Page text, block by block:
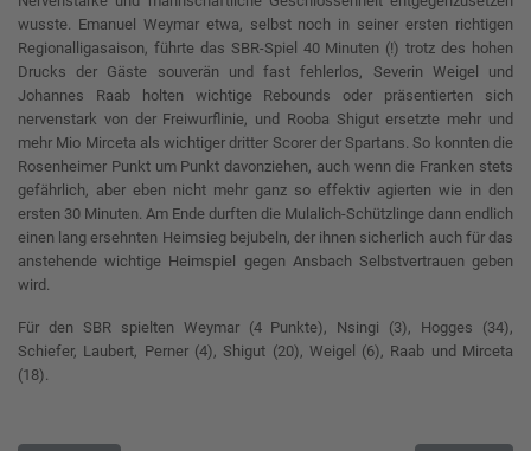
wusste. Emanuel Weymar etwa, selbst noch in seiner ersten richtigen
Regionalligasaison, führte das SBR-Spiel 40 Minuten (!) trotz des hohen
Drucks der Gäste souverän und fast fehlerlos, Severin Weigel und
Johannes Raab holten wichtige Rebounds oder präsentierten sich
nervenstark von der Freiwurflinie, und Rooba Shigut ersetzte mehr und
mehr Mio Mirceta als wichtiger dritter Scorer der Spartans. So konnten die
Rosenheimer Punkt um Punkt davonziehen, auch wenn die Franken stets
gefährlich, aber eben nicht mehr ganz so effektiv agierten wie in den
ersten 30 Minuten. Am Ende durften die Mulalich-Schützlinge dann endlich
einen lang ersehnten Heimsieg bejubeln, der ihnen sicherlich auch für das
anstehende wichtige Heimspiel gegen Ansbach Selbstvertrauen geben
wird.
Für den SBR spielten Weymar (4 Punkte), Nsingi (3), Hogges (34),
Schiefer, Laubert, Perner (4), Shigut (20), Weigel (6), Raab und Mirceta
(18).